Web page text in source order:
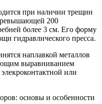
при наличии трещин
200
более 3 см. Его форму
гидравлического пресса.
наплавкой металлов
выравниванием
или
основы и особенности